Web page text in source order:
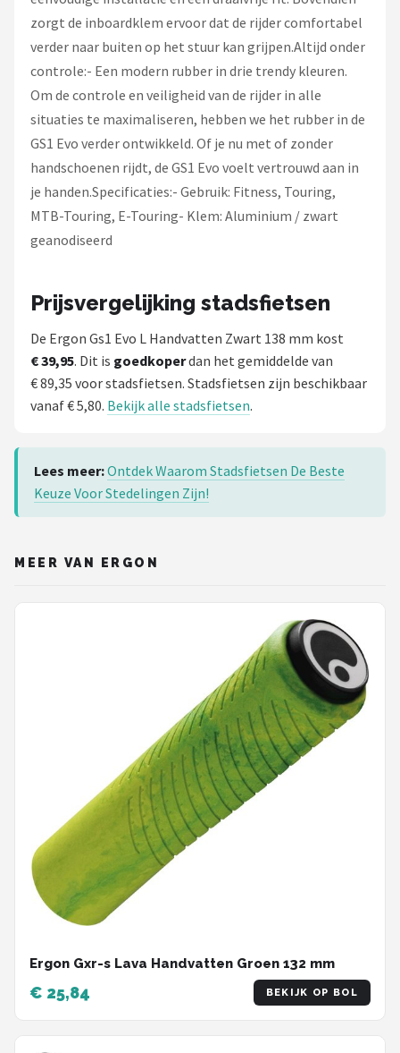
zorgt de inboardklem ervoor dat de rijder comfortabel
verder naar buiten op het stuur kan grijpen.Altijd onder
controle:- Een modern rubber in drie trendy kleuren.
Om de controle en veiligheid van de rijder in alle
situaties te maximaliseren, hebben we het rubber in de
GS1 Evo verder ontwikkeld. Of je nu met of zonder
handschoenen rijdt, de GS1 Evo voelt vertrouwd aan in
je handen.Specificaties:- Gebruik: Fitness, Touring,
MTB-Touring, E-Touring- Klem: Aluminium / zwart
geanodiseerd
Prijsvergelijking stadsfietsen
De Ergon Gs1 Evo L Handvatten Zwart 138 mm kost
€ 39,95. Dit is goedkoperdan het gemiddelde van
€ 89,35 voor stadsfietsen. Stadsfietsen zijn beschikbaar
vanaf € 5,80. Bekijk alle stadsfietsen.
Lees meer:Ontdek Waarom Stadsfietsen De Beste
Keuze Voor Stedelingen Zijn!
MEER VAN ERGON
Ergon Gxr-s Lava Handvatten Groen 132 mm
€ 25,84 BEKIJK OP BOL